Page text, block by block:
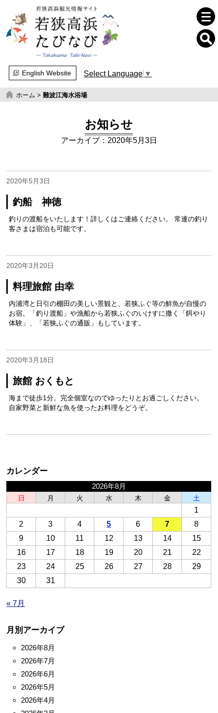
English Website Select Language ▼
ホーム >難波江海水浴場
お知らせ
アーカイブ：2020年5月3日
釣船 神徳
2020年5月3日
釣りの渡船をいたします！詳しくはご連絡ください。 常連の釣り
客さまは宿泊も可能です。
料理旅館 由幸
2020年3月20日
内浦湾と日引の棚田の美しい景観と、若狭ふぐ等の鮮魚が自慢の
お宿。「釣り渡船」や漁船から若狭ふぐのいけすに撒く「餌やり
体験」、「若狭ふぐの通販」もしています。
旅館 おくもと
2020年3月18日
海まで徒歩1分。完全個室なのでゆったりとお過ごしください。
自家野菜と新鮮な魚を使ったお料理をどうぞ。
カレンダー
2026年8月
日
月 火 水 木 金 土
1
2
3 4 5 6 7
8
9
10 11 12 13 14
15
16
17 18 19 20 21
22
23
24 25 26 27 28
29
30
31
« 7月
月別アーカイブ
2026年8月
2026年7月
2026年6月
2026年5月
2026年4月